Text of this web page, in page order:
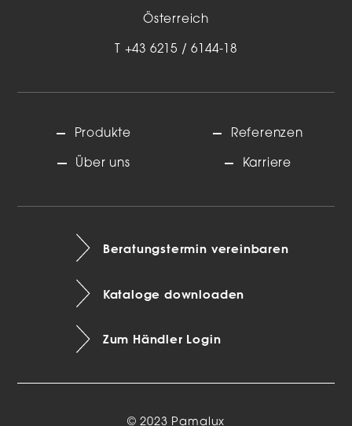
Österreich
+43 6215 / 6144-18
Produkte
Über uns
Referenzen
Karriere
Beratungstermin vereinbaren
Kataloge downloaden
Zum Händler Login
© 2023 Pamalux